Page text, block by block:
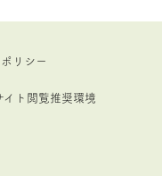
リシー
イト閲覧推奨環境